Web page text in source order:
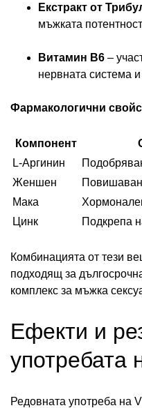
Екстракт от
мъжката
Витамин B6 –
нервната система
Фармакологични
Компонент
L-Аргинин
Женшен
Мака
Цинк
Подкрепа
Комбинацията от тези
подходящ за
комплекс за мъжка
Ефекти и
употребата
Редовната употреба на